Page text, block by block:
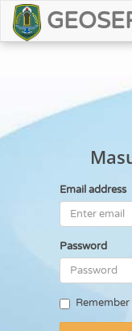
Email address
Password
Remember